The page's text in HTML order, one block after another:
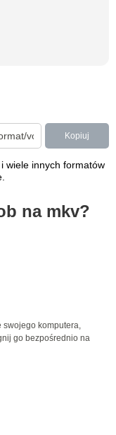
Kopiuj
wiele innych formatów
na mkv?
swojego komputera,
go bezpośrednio na